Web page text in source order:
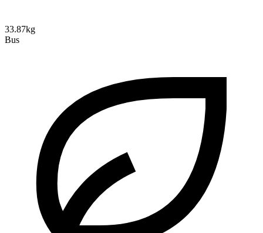
33.87kg
Bus